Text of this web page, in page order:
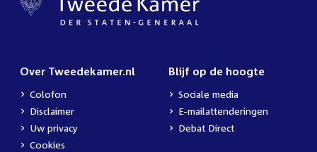
Over Tweedekamer.nl
Colofon
Disclaimer
Uw privacy
Cookies
Blijf op de hoogte
Sociale media
E-mailattenderingen
Debat Direct